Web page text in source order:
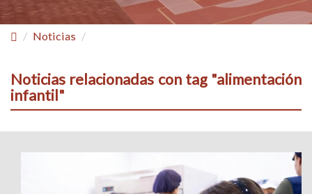
Noticias
Noticias relacionadas con tag "alimentación
infantil"